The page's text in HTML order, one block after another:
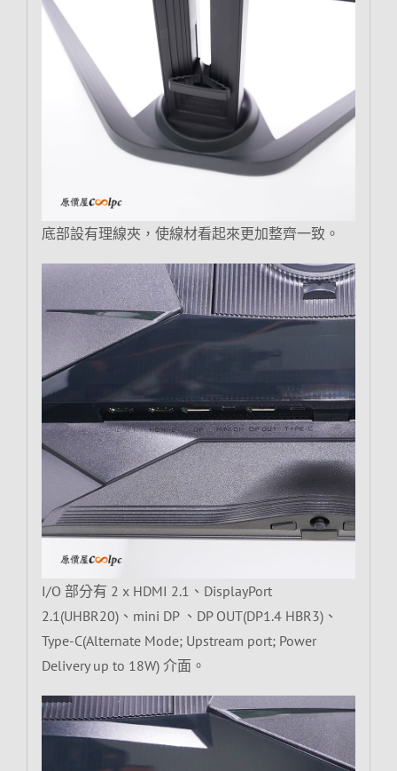
底部設有理線夾，使線材看起來更加整齊一致。
I/O 部分有 2 x HDMI 2.1、DisplayPort
2.1(UHBR20)、mini DP 、DP OUT(DP1.4 HBR3)、
Type-C(Alternate Mode; Upstream port; Power
Delivery up to 18W) 介面。